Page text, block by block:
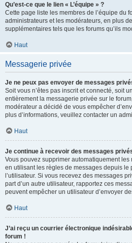
Qu’est-ce que le lien « L’équipe » ?
Cette page liste les membres de l’équipe du
administrateurs et les modérateurs, en plus
supplémentaires tels que les forums qu’ils
Haut
Messagerie privée
Je ne peux pas envoyer de messages
Soit vous n’êtes pas inscrit et connecté, soit
entièrement la messagerie privée sur le
modérateur a décidé de vous empêcher
plus d’informations, veuillez contacter un
Haut
Je continue à recevoir des messages
Vous pouvez supprimer automatiquement les
en utilisant les règles de messages depuis le
l’utilisateur. Si vous recevez des messages
part d’un autre utilisateur, rapportez ces
peuvent empêcher un utilisateur d’envoyer
Haut
J’ai reçu un courrier électronique
forum !